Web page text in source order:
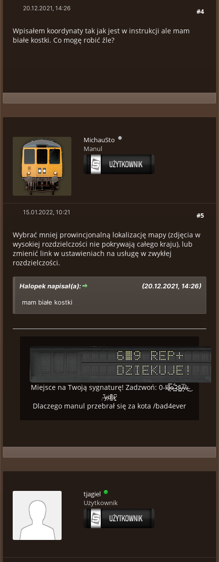
#4
20.12.2021, 14:26
Wpisałem koordynaty tak jak jest w instrukcji ale mam
białe kostki. Co mogę robić źle?
MichauSto
Manul
#5
15.01.2022, 10:21
Wybrać mniej prowincjonalną lokalizację mapy (zdjęcia w
wysokiej rozdzielczości nie pokrywają całego kraju), lub
zmienić link w ustawieniach na usługę w zwykłej
rozdzielczości.
(20.12.2021, 14:26)
Halopek napisał(a):
mam białe kostki
Miejsce na Twoją sygnaturę! Zadzwoń: 0-k̸̟͆i̷̗̿ͅe̶͙̥̊ ̴̖̻͊̀d̴͇̪̆y̴̝̩̅̎ŵ̶͍͜
̶̣͂y̶̟͘d̸̛͙̪͑a̷̩̳͆
Dlaczego manul przebrał się za kota /bad4ever
tjagiel
Użytkownik